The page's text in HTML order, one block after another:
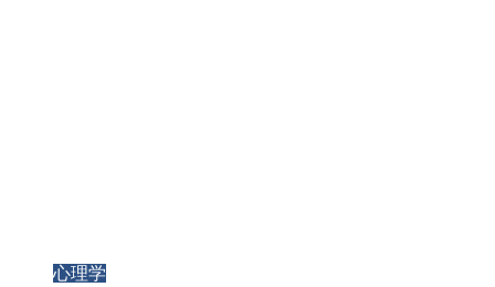
心理学